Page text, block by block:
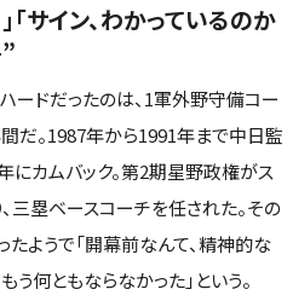
「サイン、わかっているのか
ードだったのは、1軍外野守備コー
だ。1987年から1991年まで中日監
カムバック。第2期星野政権がス
三塁ベースコーチを任された。その
ようで「開幕前なんて、精神的な
う何ともならなかった」という。